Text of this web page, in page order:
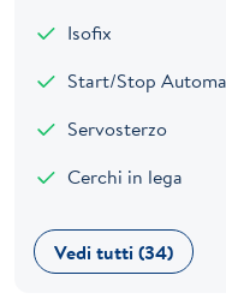
Isofix
Start/Stop
Servosterzo
Cerchi in lega
Vedi tutti (34)